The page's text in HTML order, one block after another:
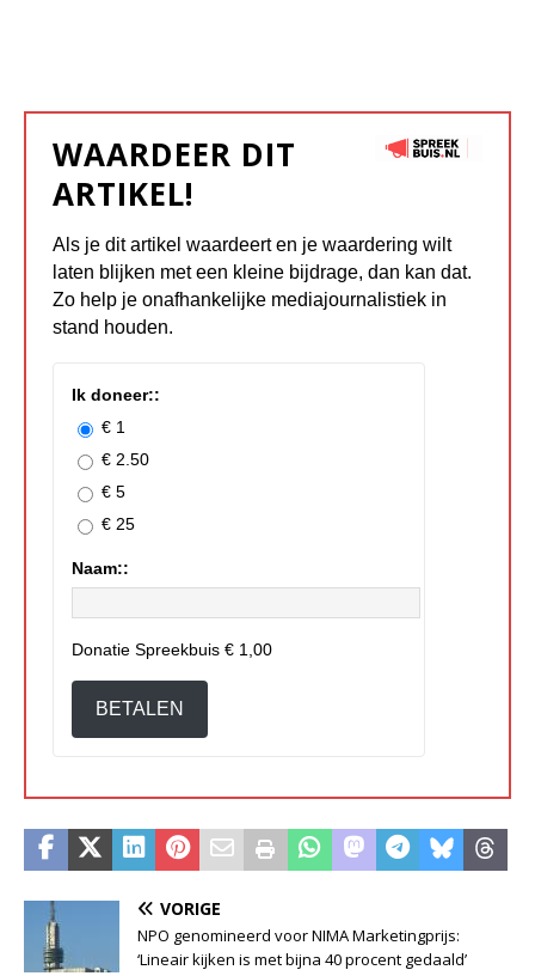
WAARDEER DIT
ARTIKEL!
Als je dit artikel waardeert en je waardering wilt
laten blijken met een kleine bijdrage, dan kan dat.
Zo help je onafhankelijke mediajournalistiek in
stand houden.
Ik doneer::
€ 1
€ 2.50
€ 5
€ 25
Naam::
Donatie Spreekbuis € 1,00
BETALEN
VORIGE
NPO genomineerd voor NIMA Marketingprijs:
‘Lineair kijken is met bijna 40 procent gedaald’